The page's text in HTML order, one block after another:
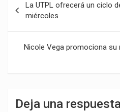
de
entradas
La UTPL ofrecerá un ciclo
miércoles
Nicole Vega promociona su
Deja una